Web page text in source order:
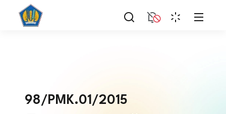
98/PMK.01/2015